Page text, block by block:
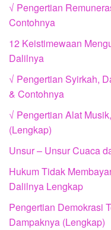
√ Pengertian
Contohnya
12 Keistimewaan
Dalilnya
√ Pengertian Syirkah,
& Contohnya
√ Pengertian Alat
(Lengkap)
Unsur – Unsur Cuaca
Hukum Tidak
Dalilnya Lengkap
Pengertian Demokrasi
Dampaknya (Lengkap)